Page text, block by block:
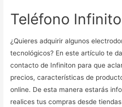
Teléfono
¿Quieres adquirir algunos
tecnológicos? En este artículo te
contacto de Infiniton para que
precios, características de
online. De esta manera estarás
realices tus compras desde